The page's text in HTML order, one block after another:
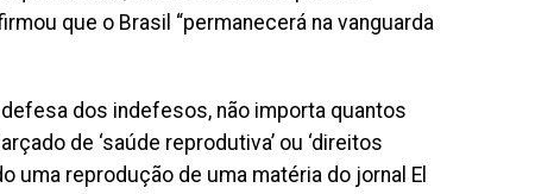
que o Brasil “permanecerá na vanguarda
dos indefesos, não importa quantos
de ‘saúde reprodutiva’ ou ‘direitos
uma reprodução de uma matéria do jornal El